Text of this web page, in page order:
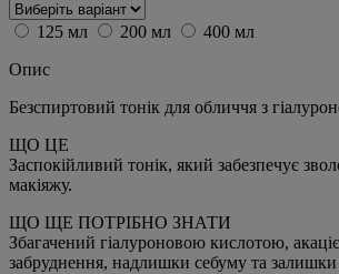
125 мл 200 мл
400 мл
Опис
Безспиртовий тонік для обличчя з
ЩО ЦЕ
Заспокійливий тонік, який забезпечує
макіяжу.
ЩО ЩЕ ПОТРІБНО ЗНАТИ
Збагачений гіалуроновою кислотою,
забруднення, надлишки себуму та